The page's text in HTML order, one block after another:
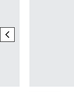
previous element